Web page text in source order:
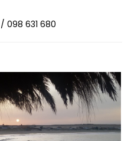
098 631 680